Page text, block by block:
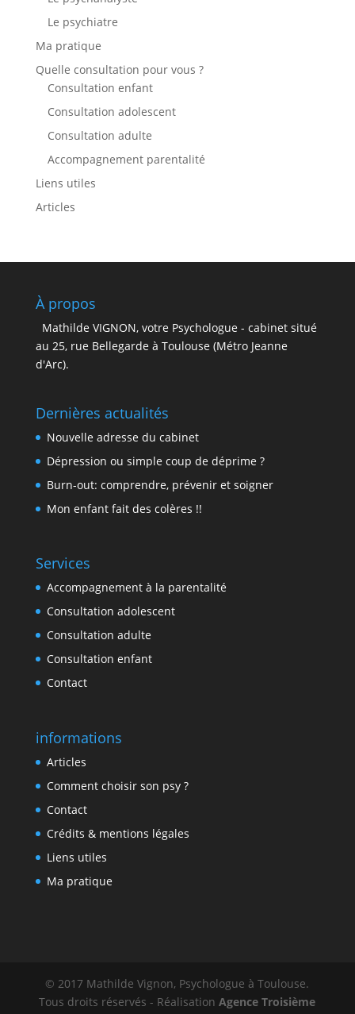
Le psychiatre
Ma pratique
Quelle consultation pour vous ?
Consultation enfant
Consultation adolescent
Consultation adulte
Accompagnement parentalité
Liens utiles
Articles
À propos
Mathilde VIGNON, votre Psychologue - cabinet situé
au 25, rue Bellegarde à Toulouse (Métro Jeanne
d'Arc).
Dernières actualités
Nouvelle adresse du cabinet
Dépression ou simple coup de déprime ?
Burn-out: comprendre, prévenir et soigner
Mon enfant fait des colères !!
Services
Accompagnement à la parentalité
Consultation adolescent
Consultation adulte
Consultation enfant
Contact
informations
Articles
Comment choisir son psy ?
Contact
Crédits & mentions légales
Liens utiles
Ma pratique
© 2017 Mathilde Vignon, Psychologue à Toulouse.
Tous droits réservés - RéalisationAgence Troisième